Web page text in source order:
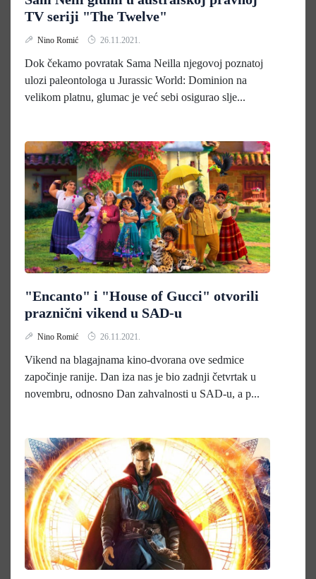
TV seriji "The Twelve"
Nino Romić 26.11.2021.
Dok čekamo povratak Sama Neilla njegovoj poznatoj
ulozi paleontologa u Jurassic World: Dominion na
velikom platnu, glumac je već sebi osigurao slje...
"Encanto" i "House of Gucci" otvorili
praznični vikend u SAD-u
Nino Romić 26.11.2021.
Vikend na blagajnama kino-dvorana ove sedmice
započinje ranije. Dan iza nas je bio zadnji četvrtak u
novembru, odnosno Dan zahvalnosti u SAD-u, a p...